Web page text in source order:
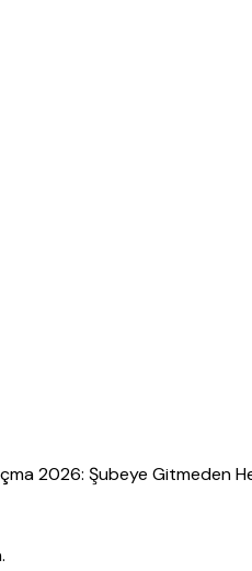
2026: Şubeye Gitmeden